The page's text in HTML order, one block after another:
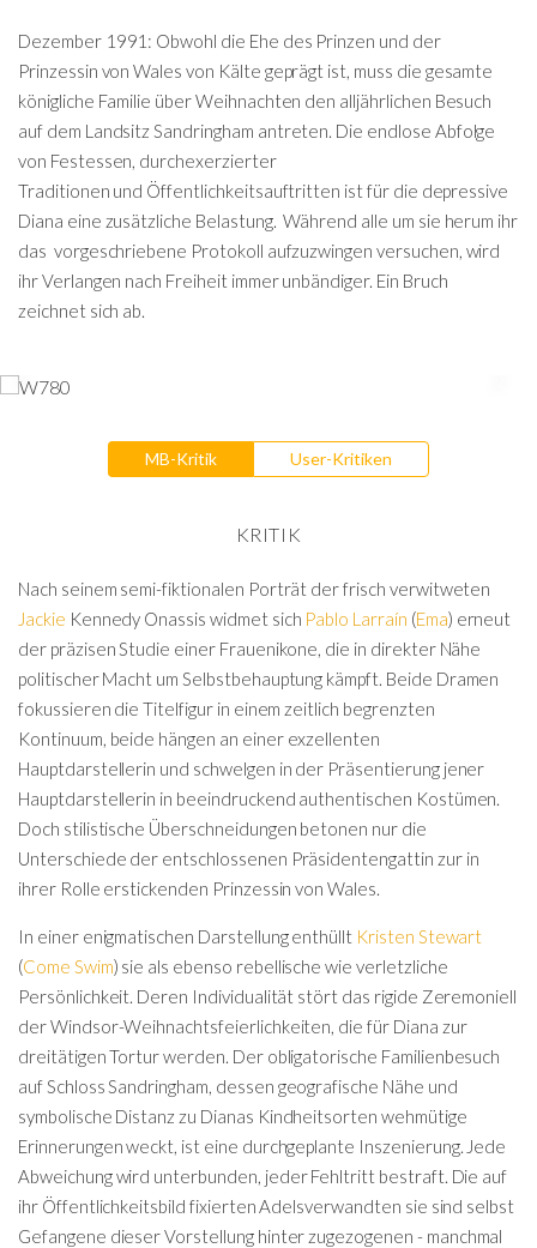
Dezember 1991: Obwohl die Ehe des Prinzen und der
Prinzessin von Wales von Kälte geprägt ist, muss die gesamte
königliche Familie über Weihnachten den alljährlichen Besuch
auf dem Landsitz Sandringham antreten. Die endlose Abfolge
von Festessen, durchexerzierter
Traditionen und Öffentlichkeitsauftritten ist für die depressive
Diana eine zusätzliche Belastung. Während alle um sie herum ihr
das vorgeschriebene Protokoll aufzuzwingen versuchen, wird
ihr Verlangen nach Freiheit immer unbändiger. Ein Bruch
zeichnet sich ab.
MB-Kritik User-Kritiken
KRITIK
Nach seinem semi-fiktionalen Porträt der frisch verwitweten
Jackie Kennedy Onassis widmet sich Pablo Larraín (Ema) erneut
der präzisen Studie einer Frauenikone, die in direkter Nähe
politischer Macht um Selbstbehauptung kämpft. Beide Dramen
fokussieren die Titelfigur in einem zeitlich begrenzten
Kontinuum, beide hängen an einer exzellenten
Hauptdarstellerin und schwelgen in der Präsentierung jener
Hauptdarstellerin in beeindruckend authentischen Kostümen.
Doch stilistische Überschneidungen betonen nur die
Unterschiede der entschlossenen Präsidentengattin zur in
ihrer Rolle erstickenden Prinzessin von Wales.
In einer enigmatischen Darstellung enthüllt Kristen Stewart
(Come Swim) sie als ebenso rebellische wie verletzliche
Persönlichkeit. Deren Individualität stört das rigide Zeremoniell
der Windsor-Weihnachtsfeierlichkeiten, die für Diana zur
dreitätigen Tortur werden. Der obligatorische Familienbesuch
auf Schloss Sandringham, dessen geografische Nähe und
symbolische Distanz zu Dianas Kindheitsorten wehmütige
Erinnerungen weckt, ist eine durchgeplante Inszenierung. Jede
Abweichung wird unterbunden, jeder Fehltritt bestraft. Die auf
ihr Öffentlichkeitsbild fixierten Adelsverwandten sie sind selbst
Gefangene dieser Vorstellung hinter zugezogenen - manchmal